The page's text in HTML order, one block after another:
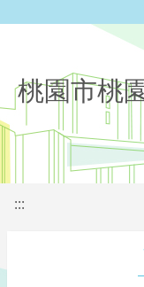
桃園市桃
:::